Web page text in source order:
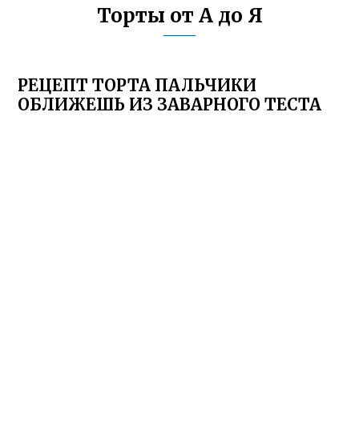
Торты от А до Я
РЕЦЕПТ ТОРТА ПАЛЬЧИКИ
ОБЛИЖЕШЬ ИЗ ЗАВАРНОГО ТЕСТА